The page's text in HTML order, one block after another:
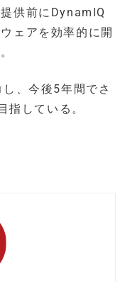
供前にDynamIQ
ェアを効率的に開
、今後5年間でさ
指している。